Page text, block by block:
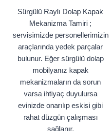
Sürgülü Raylı Dolap Kapak
Mekanizma Tamiri ;
servisimizde personellerimizin
araçlarında yedek parçalar
bulunur. Eğer sürgülü dolap
mobilyanız kapak
mekanizmaların da sorun
varsa ihtiyaç duyulursa
evinizde onarılıp eskisi gibi
rahat düzgün çalışması
sağlanır.